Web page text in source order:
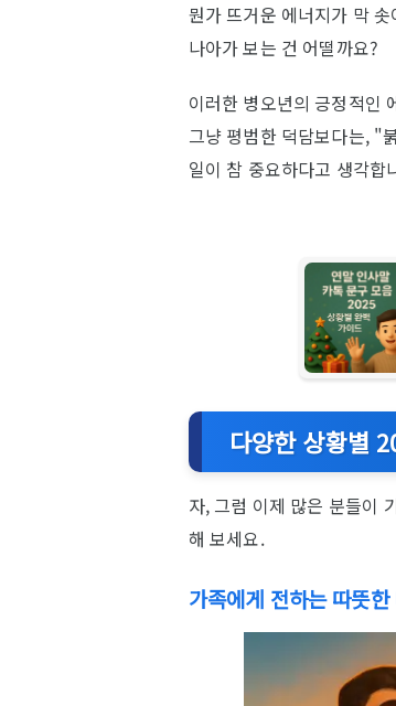
뭔가 뜨거운 에너지가 막
나아가 보는 건 어떨까요?
이러한 병오년의 긍정적인
그냥 평범한 덕담보다는, "
일이 참 중요하다고 생각합
다양한 상황별
자, 그럼 이제 많은 분들이
해 보세요.
가족에게 전하는 따뜻